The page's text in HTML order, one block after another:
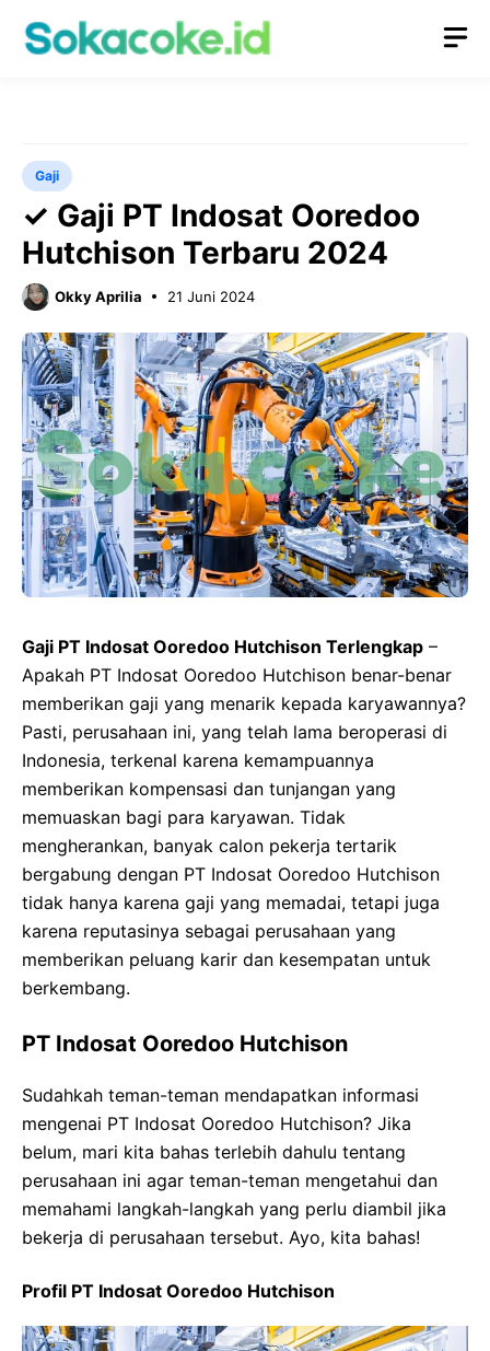
Gaji
✓ Gaji PT Indosat Ooredoo
Hutchison Terbaru 2024
Okky Aprilia 21 Juni 2024
Gaji PT Indosat Ooredoo Hutchison Terlengkap –
Apakah PT Indosat Ooredoo Hutchison benar-benar
memberikan gaji yang menarik kepada karyawannya?
Pasti, perusahaan ini, yang telah lama beroperasi di
Indonesia, terkenal karena kemampuannya
memberikan kompensasi dan tunjangan yang
memuaskan bagi para karyawan. Tidak
mengherankan, banyak calon pekerja tertarik
bergabung dengan PT Indosat Ooredoo Hutchison
tidak hanya karena gaji yang memadai, tetapi juga
karena reputasinya sebagai perusahaan yang
memberikan peluang karir dan kesempatan untuk
berkembang.
PT Indosat Ooredoo Hutchison
Sudahkah teman-teman mendapatkan informasi
mengenai PT Indosat Ooredoo Hutchison? Jika
belum, mari kita bahas terlebih dahulu tentang
perusahaan ini agar teman-teman mengetahui dan
memahami langkah-langkah yang perlu diambil jika
bekerja di perusahaan tersebut. Ayo, kita bahas!
Profil PT Indosat Ooredoo Hutchison